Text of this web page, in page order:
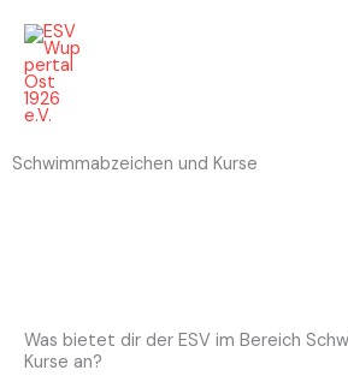
Inhalt
springen
Schwimmabzeichen und Kurse
Was bietet dir der ESV im Bereich
Kurse an?